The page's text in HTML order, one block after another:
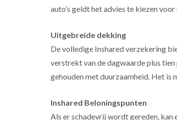
auto’s geldt het advies te kiezen
Uitgebreide dekking
De volledige Inshared verzekering
verstrekt van de dagwaarde plus
gehouden met duurzaamheid. Het
Inshared Beloningspunten
Als er schadevrij wordt gereden, kan